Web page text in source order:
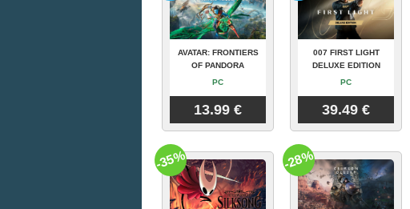
AVATAR: FRONTIERS
OF PANDORA
PC
13.99 €
007 FIRST LIGHT
DELUXE EDITION
PC
39.49 €
-35% -28%